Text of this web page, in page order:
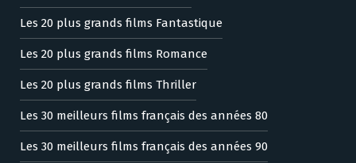
Les 20 plus grands films Fantastique
Les 20 plus grands films Romance
Les 20 plus grands films Thriller
Les 30 meilleurs films français des années 80
Les 30 meilleurs films français des années 90